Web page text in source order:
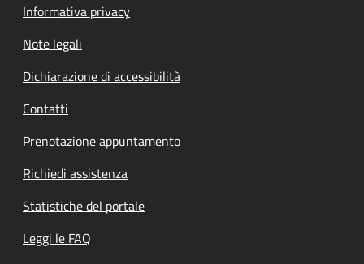
Informativa privacy
Note legali
Dichiarazione di accessibilità
Contatti
Prenotazione appuntamento
Richiedi assistenza
Statistiche del portale
Leggi le FAQ